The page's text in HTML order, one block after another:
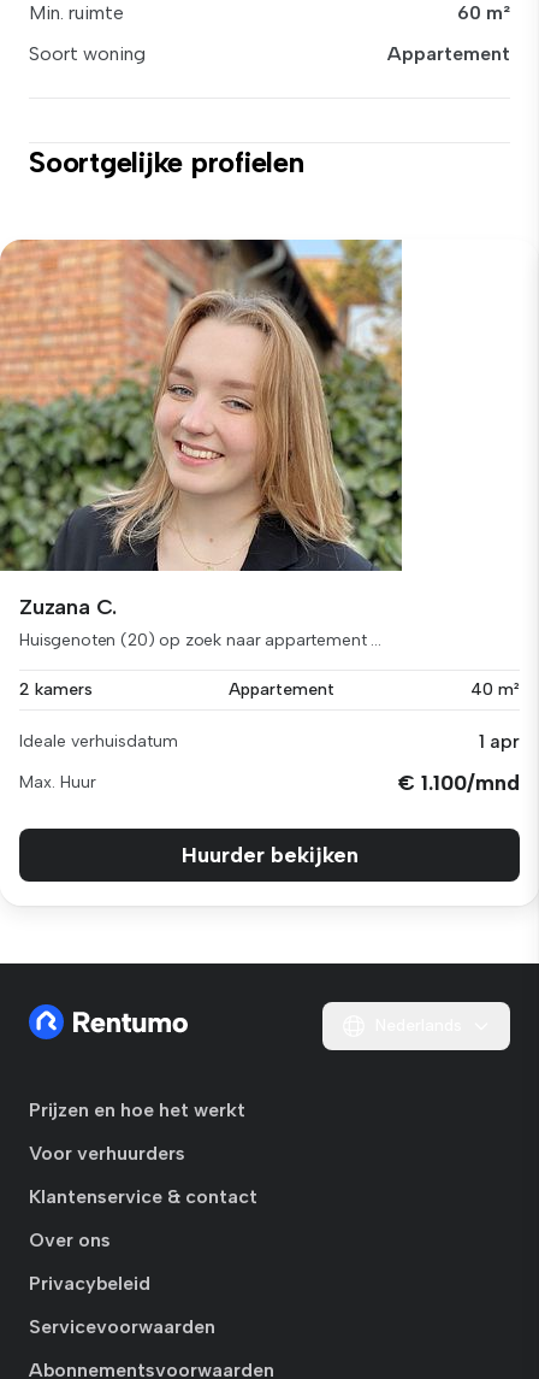
Min. ruimte
60 m²
Soort woning
Appartement
Soortgelijke profielen
Zuzana C.
Huisgenoten (20) op zoek naar appartement ...
2 kamers Appartement 40 m²
Ideale verhuisdatum 1 apr
Max. Huur € 1.100/mnd
Huurder bekijken
Prijzen en hoe het werkt
Voor verhuurders
Klantenservice & contact
Over ons
Privacybeleid
Servicevoorwaarden
Abonnementsvoorwaarden